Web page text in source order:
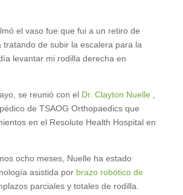
el vaso fue que fui a un retiro de
tratando de subir la escalera para la
levantar mi rodilla derecha en
se reunió con el Dr. Clayton Nuelle,
de TSAOG Orthopaedics que
en el Resolute Health Hospital en
ocho meses, Nuelle ha estado
asistida por brazo robótico de
parciales y totales de rodilla.